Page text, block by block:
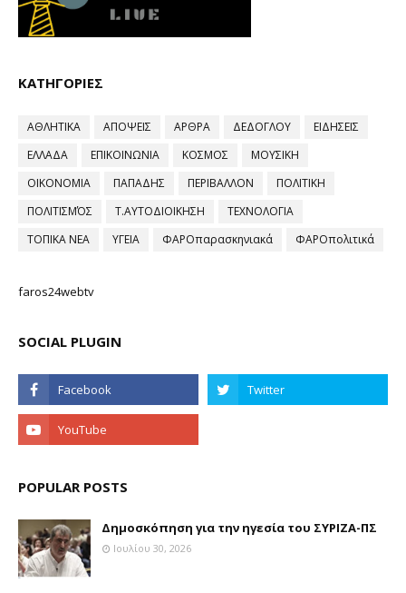
ΚΑΤΗΓΟΡΙΕΣ
ΑΘΛΗΤΙΚΑ ΑΠΟΨΕΙΣ ΑΡΘΡΑ ΔΕΔΟΓΛΟΥ
ΕΙΔΗΣΕΙΣ
ΕΛΛΑΔΑ
ΕΠΙΚΟΙΝΩΝΙΑ ΚΟΣΜΟΣ
ΜΟΥΣΙΚΗ
ΟΙΚΟΝΟΜΙΑ
ΠΑΠΑΔΗΣ ΠΕΡΙΒΑΛΛΟΝ
ΠΟΛΙΤΙΚΗ
ΠΟΛΙΤΙΣΜΌΣ
Τ.ΑΥΤΟΔΙΟΙΚΗΣΗ
ΤΕΧΝΟΛΟΓΙΑ
ΤΟΠΙΚΑ ΝΕΑ
ΥΓΕΙΑ ΦΑΡΟπαρασκηνιακά ΦΑΡΟπολιτικά
faros24webtv
SOCIAL PLUGIN
POPULAR POSTS
Δημοσκόπηση για την ηγεσία του ΣΥΡΙΖΑ-ΠΣ
Ιουλίου 30, 2026